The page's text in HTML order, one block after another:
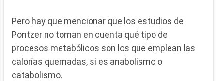
Pero hay que mencionar que los estudios de
Pontzer no toman en cuenta qué tipo de
procesos metabólicos son los que emplean las
calorías quemadas, si es anabolismo o
catabolismo.